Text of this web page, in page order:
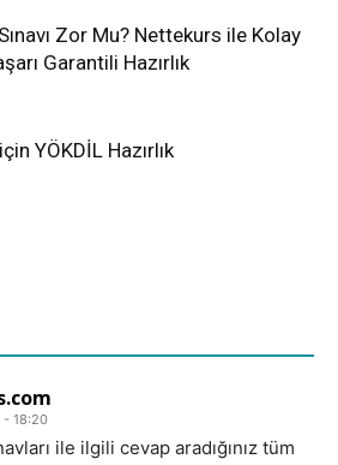
Zor Mu? Nettekurs ile Kolay
Garantili Hazırlık
YÖKDİL Hazırlık
- 18:20
ile ilgili cevap aradığınız tüm